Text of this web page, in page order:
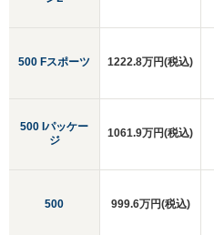
500 Fスポーツ
500 Iパッケー
ジ
500
1222.8万円(税込)
1061.9万円(税込)
999.6万円(税込)